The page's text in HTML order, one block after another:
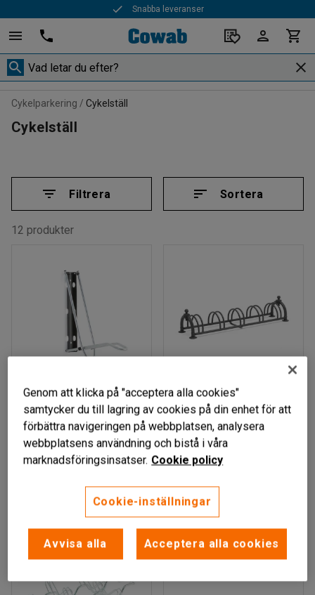
Snabba leveranser
Cykelparkering Cykelställ
Cykelställ
Filtrera Sortera
12 produkter
Cykelhållare, fällbar,
Elförzinkat
Art. nr:20913
Cykelställ, 5 platser,
svart
Art. nr:20912
4 415 kr
exkl. moms
Genom att klicka på "acceptera alla cookies"
samtycker du till lagring av cookies på din enhet för att
förbättra navigeringen på webbplatsen, analysera
webbplatsens användning och bistå i våra
marknadsföringsinsatser. Cookie policy
Cookie-inställningar
Avvisa alla Acceptera alla cookies